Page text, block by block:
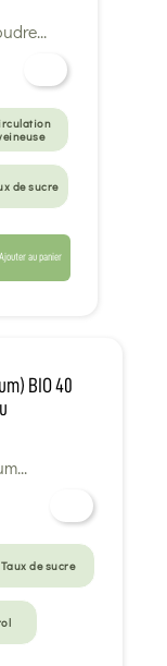
de sucre
peau
Ajouter au panier
BIO 40
Taux de sucre